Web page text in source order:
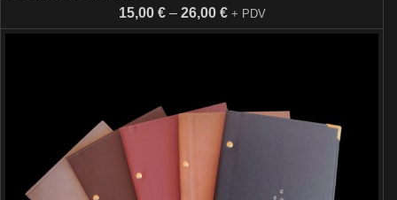
15,00 € – 26,00 € + PDV